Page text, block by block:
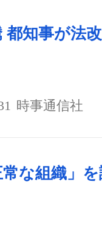
都知事が法
時事通信社
な組織」